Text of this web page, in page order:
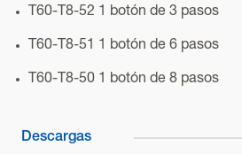
T60-T8-52 1 botón de 3 pasos
T60-T8-51 1 botón de 6 pasos
T60-T8-50 1 botón de 8 pasos
Descargas